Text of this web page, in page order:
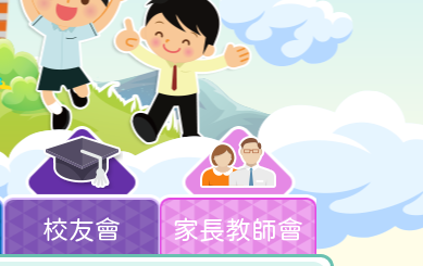
校友會 家長教師會